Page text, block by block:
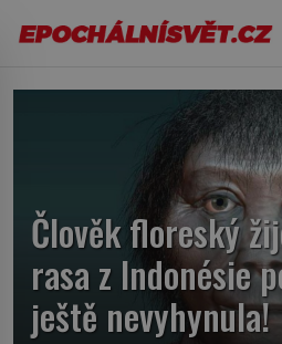
Člověk floreský
rasa z Indonésie
ještě nevyhynula!